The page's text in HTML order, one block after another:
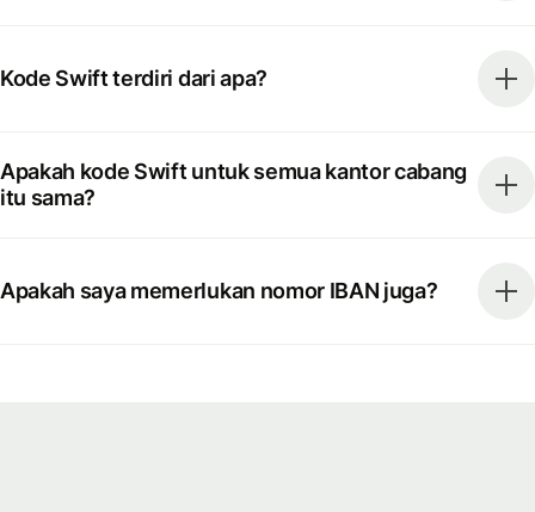
Kode Swift terdiri dari apa?
Apakah kode Swift untuk semua kantor cabang
itu sama?
Apakah saya memerlukan nomor IBAN juga?